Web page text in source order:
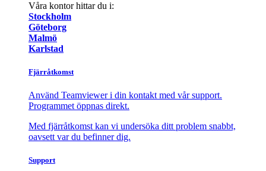
Våra kontor hittar du i:
Stockholm
Göteborg
Malmö
Karlstad
Fjärråtkomst
Använd Teamviewer i din kontakt med vår support.
Programmet öppnas direkt.
Med fjärråtkomst kan vi undersöka ditt problem snabbt,
oavsett var du befinner dig.
Support